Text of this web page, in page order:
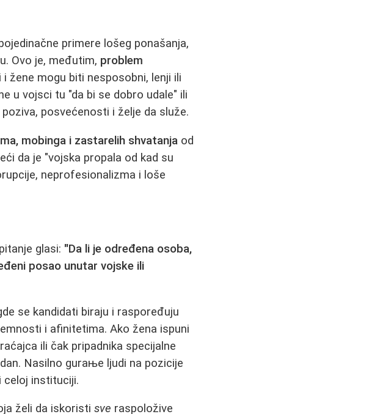
primere lošeg ponašanja,
Ovo je, međutim, problem
i žene mogu biti nesposobni, lenji ili
u vojsci tu "da bi se dobro udale" ili
posvećenosti i želje da služe.
mobinga i zastarelih shvatanja od
da je "vojska propala od kad su
neprofesionalizma i loše
glasi: "Da li je određena osoba,
posao unutar vojske ili
se kandidati biraju i raspoređuju
i afinitetima. Ako žena ispuni
ili čak pripadnika specijalne
Nasilno guraње ljudi na pozicije
celoj instituciji.
želi da iskoristisve raspoložive